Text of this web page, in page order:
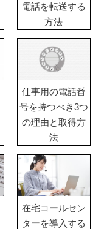
電話を転送する
方法
仕事用の電話番
号を持つべき3つ
の理由と取得方
法
在宅コールセン
ターを導入する